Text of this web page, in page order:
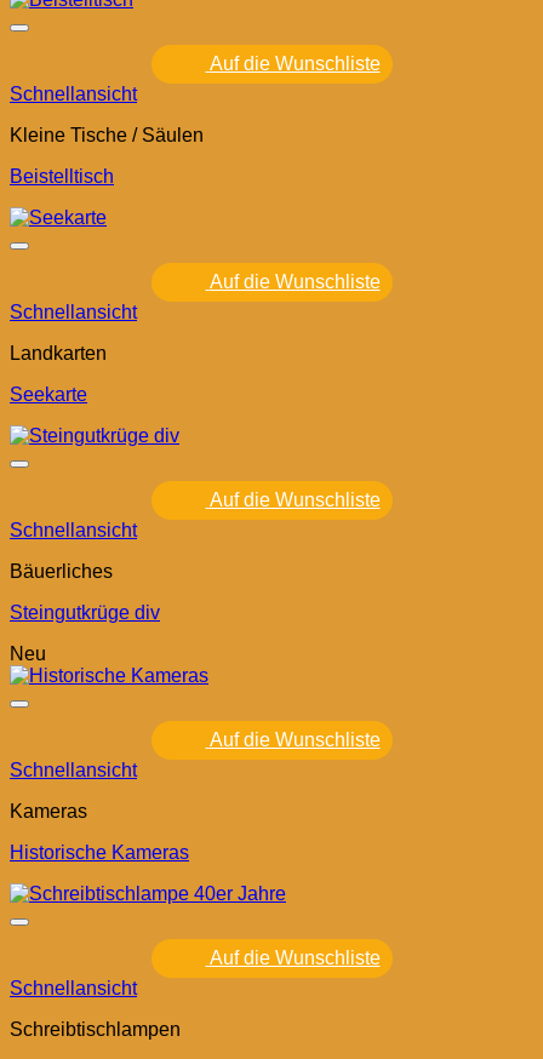
Auf die Wunschliste
Schnellansicht
Kleine Tische / Säulen
Beistelltisch
Auf die Wunschliste
Schnellansicht
Landkarten
Seekarte
Auf die Wunschliste
Schnellansicht
Bäuerliches
Steingutkrüge div
Neu
Auf die Wunschliste
Schnellansicht
Kameras
Historische Kameras
Auf die Wunschliste
Schnellansicht
Schreibtischlampen